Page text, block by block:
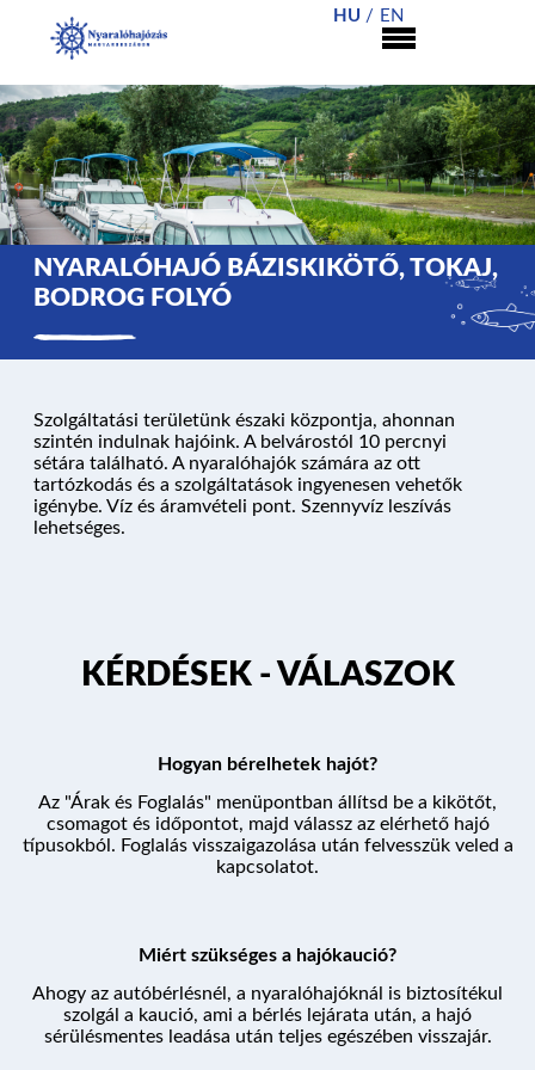
HAJÓK
ÚTVONALAK
ÁRAK ÉS FOGLALÁS
HU EN
NYARALÓHAJÓ BÁZISKIKÖTŐ, TOKAJ,
BODROG FOLYÓ
Szolgáltatási területünk északi központja, ahonnan
szintén indulnak hajóink. A belvárostól 10 percnyi
sétára található. A nyaralóhajók számára az ott
tartózkodás és a szolgáltatások ingyenesen vehetők
igénybe. Víz és áramvételi pont. Szennyvíz leszívás
lehetséges.
KÉRDÉSEK - VÁLASZOK
Hogyan bérelhetek hajót?
Az "Árak és Foglalás" menüpontban állítsd be a kikötőt,
csomagot és időpontot, majd válassz az elérhető hajó
típusokból. Foglalás visszaigazolása után felvesszük veled a
kapcsolatot.
Miért szükséges a hajókaució?
Ahogy az autóbérlésnél, a nyaralóhajóknál is biztosítékul
szolgál a kaució, ami a bérlés lejárata után, a hajó
sérülésmentes leadása után teljes egészében visszajár.